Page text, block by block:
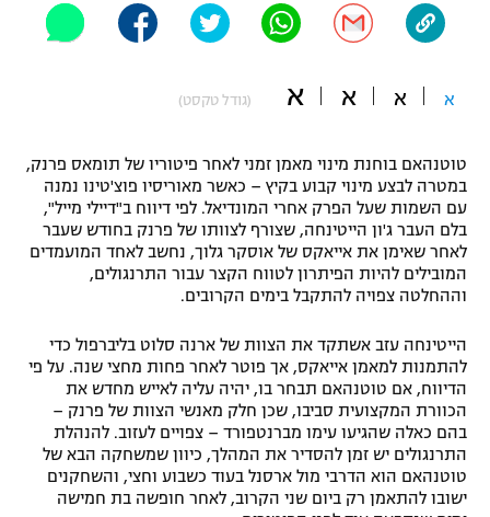
"מחצית בשכונה" – פודקאסט
משתתפים וזוכים בפרסים
תקנון משתתפים וזוכים בפרסים
תקנון עבור פעילות אלקטרה
תקנון עבור פעילות ספורט 1 – "מרלן"
טניס
גיימינג E-Sports
מדיניות פרטיות
תקנון פעילות ספורט 1
אופניים
ספורט מוטורי
פוטבול אמריקאי NFL
בייסבול MLB
ספורט אתגרי ואקסטרים
אומנויות לחימה
גיימינג E-Sports
א א א א (גודל טקסט)
טוטנהאם בוחנת מינוי מאמן זמני לאחר פיטוריו של תומאס פרנק,
במטרה לבצע מינוי קבוע בקיץ – כאשר מאוריסיו פוצ'טינו נמנה
עם השמות שעל הפרק אחרי המונדיאל. לפי דיווח ב"דיילי מייל",
בלם העבר ג'ון הייטינחה, שצורף לצוותו של פרנק בחודש שעבר
לאחר שאימן את אייאקס של אוסקר גלוך, נחשב לאחד המועמדים
המובילים להיות הפיתרון לטווח הקצר עבור התרנגולים,
וההחלטה צפויה להתקבל בימים הקרובים.
הייטינחה עזב אשתקד את הצוות של ארנה סלוט בליברפול כדי
להתמנות למאמן אייאקס, אך פוטר לאחר פחות מחצי שנה. על פי
הדיווח, אם טוטנהאם תבחר בו, יהיה עליה לאייש מחדש את
הכוורת המקצועית סביבו, שכן חלק מאנשי הצוות של פרנק –
בהם כאלה שהגיעו עימו מברנטפורד – צפויים לעזוב. להנהלת
התרנגולים יש זמן להסדיר את המהלך, כיוון שמשחקה הבא של
טוטנהאם הוא הדרבי מול ארסנל בעוד כשבוע וחצי, והשחקנים
ישובו להתאמן רק ביום שני הקרוב, לאחר חופשה בת חמישה